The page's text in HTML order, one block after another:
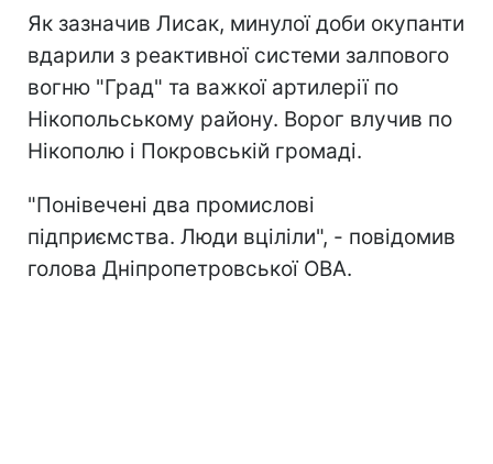
Як зазначив Лисак, минулої доби окупанти
вдарили з реактивної системи залпового
вогню "Град" та важкої артилерії по
Нікопольському району. Ворог влучив по
Нікополю і Покровській громаді.
"Понівечені два промислові
підприємства. Люди вціліли", - повідомив
голова Дніпропетровської ОВА.